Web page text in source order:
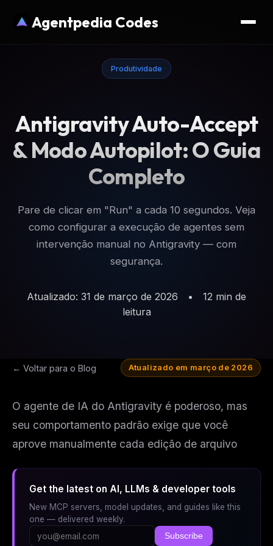
Agentpedia Codes
Produtividade
Antigravity Auto-Accept
& Modo Autopilot: O Guia
Completo
Pare de clicar em "Run" a cada 10 segundos. Veja
como configurar a execução de agentes sem
intervenção manual no Antigravity — com
segurança.
Atualizado: 31 de março de 2026 •
12 min de
leitura
← Voltar para o Blog Atualizado em março de 2026
O agente de IA do Antigravity é poderoso, mas
seu comportamento padrão exige que você
aprove manualmente cada edição de arquivo
Get the latest on AI, LLMs & developer tools
New MCP servers, model updates, and guides like this
one — delivered weekly.
Subscribe